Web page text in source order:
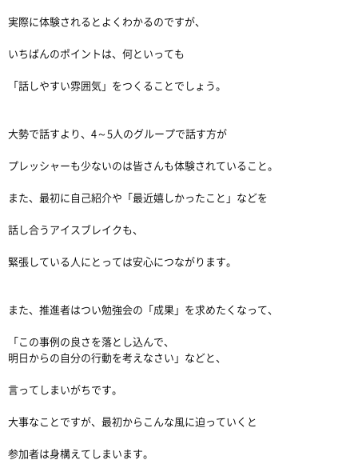
実際に体験されるとよくわかるのですが、
いちばんのポイントは、何といっても
「話しやすい雰囲気」をつくることでしょう。
大勢で話すより、4～5人のグループで話す方が
プレッシャーも少ないのは皆さんも体験されていること。
また、最初に自己紹介や「最近嬉しかったこと」などを
話し合うアイスブレイクも、
緊張している人にとっては安心につながります。
また、推進者はつい勉強会の「成果」を求めたくなって、
「この事例の良さを落とし込んで、
明日からの自分の行動を考えなさい」などと、
言ってしまいがちです。
大事なことですが、最初からこんな風に迫っていくと
参加者は身構えてしまいます。